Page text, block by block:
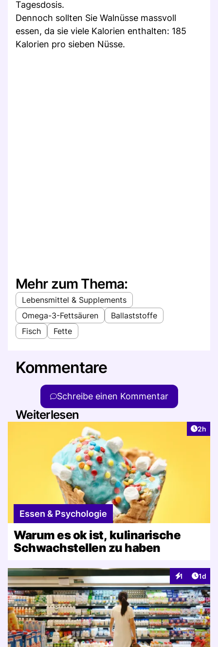
Tagesdosis.
Dennoch sollten Sie Walnüsse massvoll
essen, da sie viele Kalorien enthalten: 185
Kalorien pro sieben Nüsse.
Mehr zum Thema:
Lebensmittel & Supplements
Omega-3-Fettsäuren
Ballaststoffe
Fisch
Fette
Kommentare
Schreibe einen Kommentar
Weiterlesen
2h
Essen & Psychologie
Warum es ok ist, kulinarische
Schwachstellen zu haben
1
Interaktionen
1d